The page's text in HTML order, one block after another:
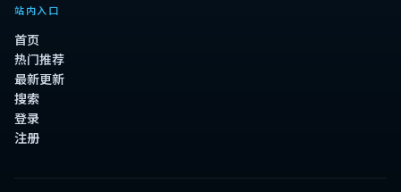
站内入口
首页
热门推荐
最新更新
搜索
登录
注册